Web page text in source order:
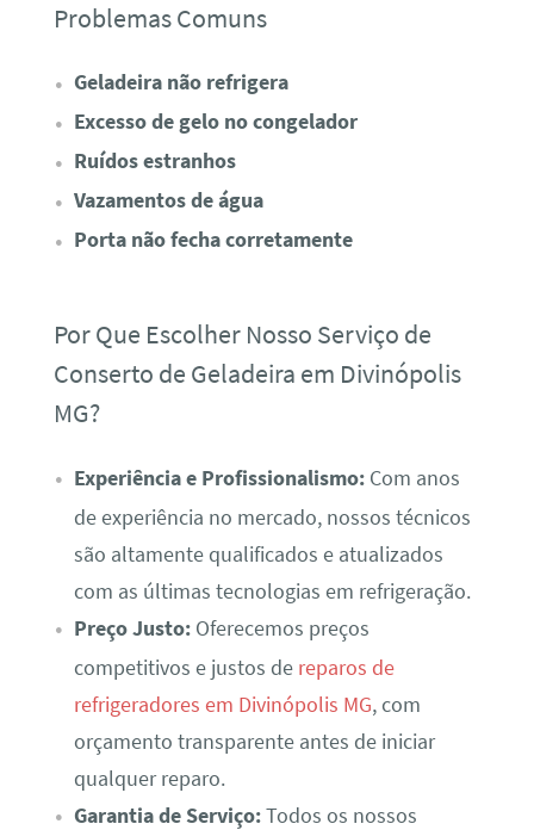
Problemas Comuns
Geladeira não refrigera
Excesso de gelo no congelador
Ruídos estranhos
Vazamentos de água
Porta não fecha corretamente
Por Que Escolher Nosso Serviço de
Conserto de Geladeira em Divinópolis
MG?
Experiência e Profissionalismo:Com anos
de experiência no mercado, nossos técnicos
são altamente qualificados e atualizados
com as últimas tecnologias em refrigeração.
Preço Justo:Oferecemos preços
competitivos e justos de reparos de
refrigeradores em Divinópolis MG, com
orçamento transparente antes de iniciar
qualquer reparo.
Garantia de Serviço:Todos os nossos